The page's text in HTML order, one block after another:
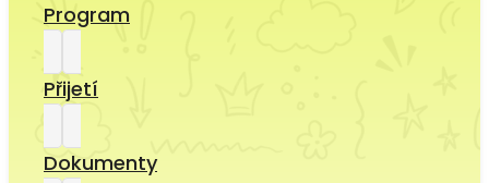
Program
Přijetí
Dokumenty